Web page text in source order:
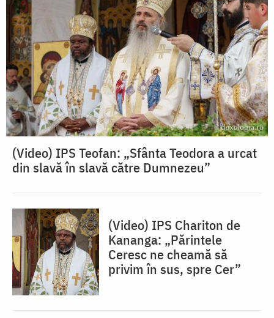
(Video) IPS Teofan: „Sfânta Teodora a urcat
din slavă în slavă către Dumnezeu”
(Video) IPS Chariton de
Kananga: „Părintele
Ceresc ne cheamă să
privim în sus, spre Cer”